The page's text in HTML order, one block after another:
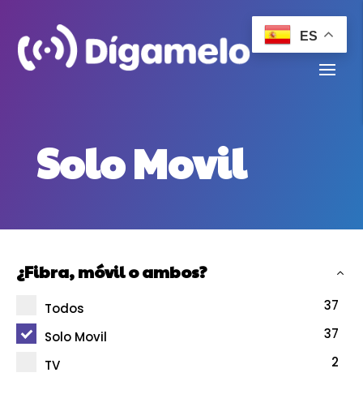
Solo Movil
¿Fibra, móvil o ambos?
Todos
37
Solo Movil
37
TV
2
ES